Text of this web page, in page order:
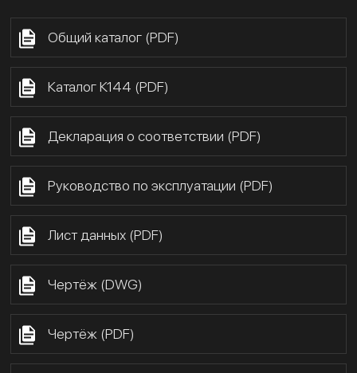
Общий каталог (PDF)
Каталог К144 (PDF)
Декларация о соответствии (PDF)
Руководство по эксплуатации (PDF)
Лист данных (PDF)
Чертёж (DWG)
Чертёж (PDF)